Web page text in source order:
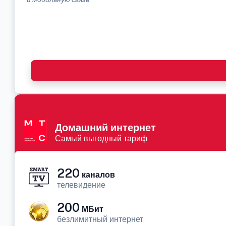
Домашний интернет
Самый выгодный тариф
220 каналов
телевидение
200 МБит
безлимитный интернет